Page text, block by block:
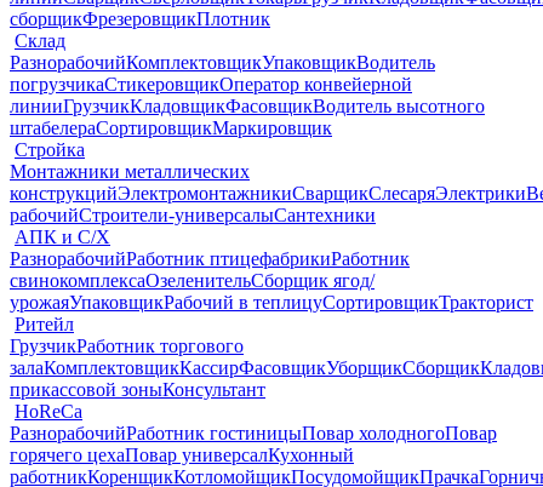
сборщикФрезеровщикПлотник
Склад
РазнорабочийКомплектовщикУпаковщикВодитель
погрузчикаСтикеровщикОператор конвейерной
линииГрузчикКладовщикФасовщикВодитель высотного
штабелераСортировщикМаркировщик
Стройка
Монтажники металлических
конструкцийЭлектромонтажникиСварщикСлесаряЭлектрики
рабочийСтроители-универсалыСантехники
АПК и С/Х
РазнорабочийРаботник птицефабрикиРаботник
свинокомплексаОзеленительСборщик ягод/
урожаяУпаковщикРабочий в теплицуСортировщикТракторист
Ритейл
ГрузчикРаботник торгового
залаКомплектовщикКассирФасовщикУборщикСборщик
прикассовой зоныКонсультант
HoReCa
РазнорабочийРаботник гостиницыПовар холодногоПовар
горячего цехаПовар универсалКухонный
работникКоренщикКотломойщикПосудомойщикПрачка